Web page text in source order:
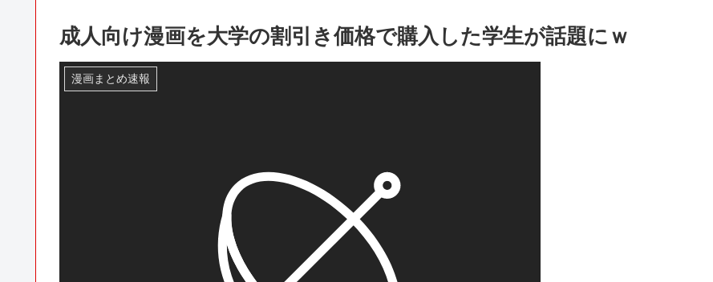
成人向け漫画を大学の割引き価格で購入した学生が話題にｗ
漫画まとめ速報